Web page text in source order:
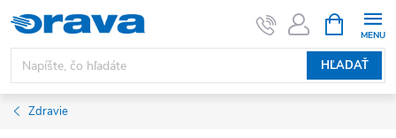
Prejsť na obsah
HĽADAŤ
Zdravie